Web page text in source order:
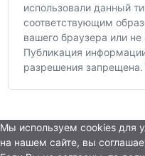
использовали данный
соответствующим
вашего браузера или не
Публикация
разрешения
Мы используем cookies для
на нашем сайте, вы